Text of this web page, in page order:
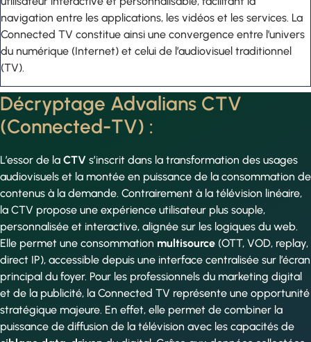
navigation entre les applications, les vidéos et les services. La
Connected TV constitue ainsi une convergence entre l’univers
du numérique (Internet) et celui de l’audiovisuel traditionnel
(TV).
Décryptage Advalians CTV
(Connected-TV) :
L’essor de la CTV s’inscrit dans la transformation des usages
audiovisuels et la montée en puissance de la consommation de
contenus à la demande. Contrairement à la télévision linéaire,
la CTV propose une expérience utilisateur plus souple,
personnalisée et interactive, alignée sur les logiques du web.
Elle permet une consommation multisource (OTT, VOD, replay,
direct IP), accessible depuis une interface centralisée sur l’écran
principal du foyer. Pour les professionnels du marketing digital
et de la publicité, la Connected TV représente une opportunité
stratégique majeure. En effet, elle permet de combiner la
puissance de diffusion de la télévision avec les capacités de